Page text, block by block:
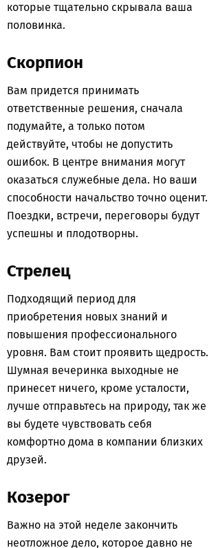
которые тщательно скрывала ваша
половинка.
Скорпион
Вам придется принимать
ответственные решения, сначала
подумайте, а только потом
действуйте, чтобы не допустить
ошибок. В центре внимания могут
оказаться служебные дела. Но ваши
способности начальство точно оценит.
Поездки, встречи, переговоры будут
успешны и плодотворны.
Стрелец
Подходящий период для
приобретения новых знаний и
повышения профессионального
уровня. Вам стоит проявить щедрость.
Шумная вечеринка выходные не
принесет ничего, кроме усталости,
лучше отправьтесь на природу, так же
вы будете чувствовать себя
комфортно дома в компании близких
друзей.
Козерог
Важно на этой неделе закончить
неотложное дело, которое давно не